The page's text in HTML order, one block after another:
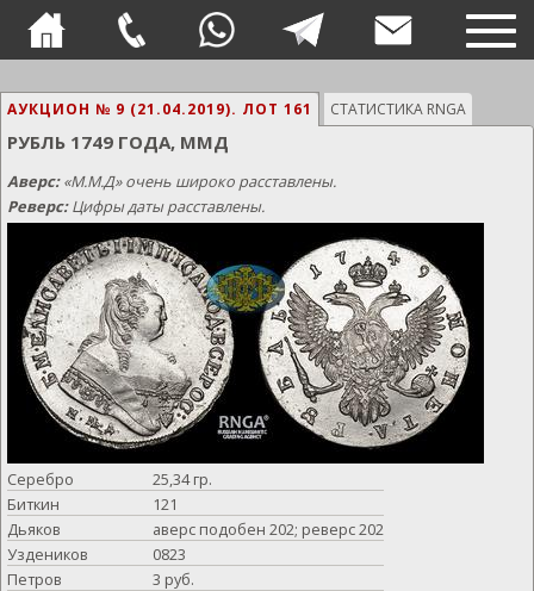
АУКЦИОН № 9 (21.04.2019). ЛОТ 161 СТАТИСТИКА RNGA
РУБЛЬ 1749 ГОДА, ММД
Аверс:«М.М.Д» очень широко расставлены.
Реверс:Цифры даты расставлены.
Серебро
25,34 гр.
Биткин
121
Дьяков
аверс подобен 202; реверс 202
Уздеников
0823
Петров
3 руб.